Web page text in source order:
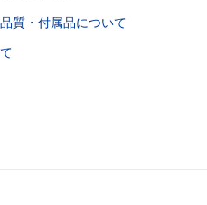
質・付属品について